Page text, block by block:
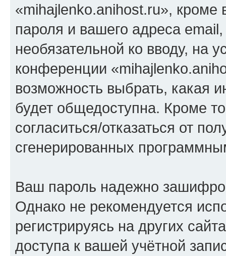
«mihajlenko.anihost.ru», кроме
пароля и вашего адреса
необязательной ко вводу, на
конференции
возможность выбрать, какая
будет общедоступна. Кроме
согласиться/отказаться от
сгенерированных
Ваш пароль надежно
Однако не рекомендуется
регистрируясь на других
доступа к вашей учётной